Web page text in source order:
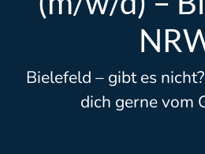
Bielefeld – gibt es
dich gerne vom